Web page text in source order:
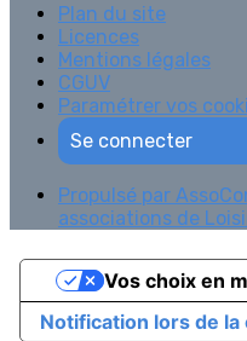
Plan du site
Licences
Mentions légales
CGUV
Paramétrer vos
Se connecter
Propulsé par
associations de
Notification lors de la
Vos choix en